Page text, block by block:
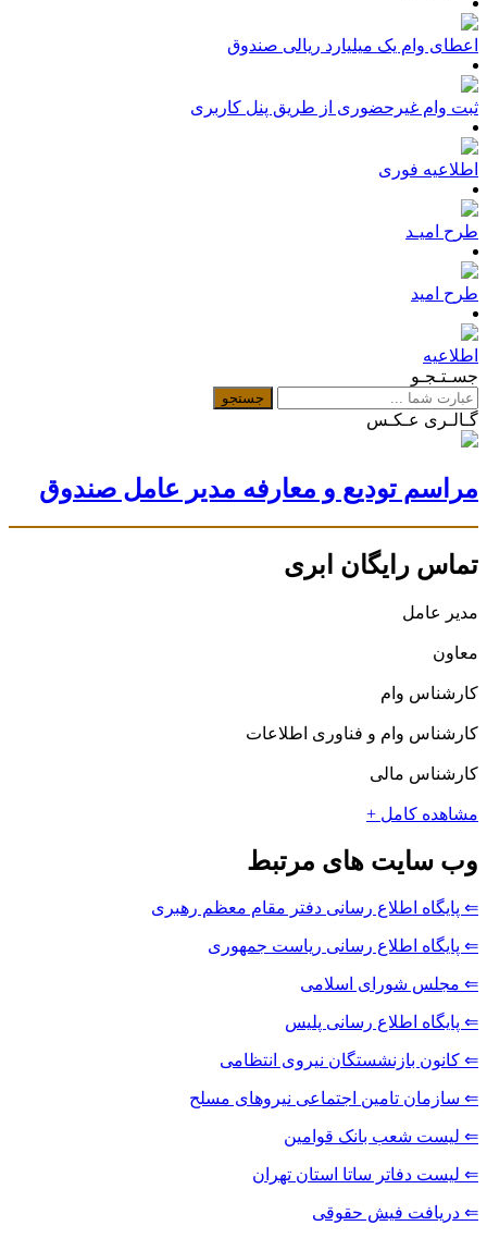
اعطای وام یک میلیارد ریالی صندوق
ثبت وام غیرحضوری از طریق پنل کاربری
اطلاعیه فوری
طرح امیـد
طرح امید
اطلاعیه
جسـتـجـو
گـالـری عـکـس
مراسم تودیع و معارفه مدیر عامل صندوق
تماس رایگان ابری
مدیر عامل
معاون
کارشناس وام
کارشناس وام و فناوری اطلاعات
کارشناس مالی
مشاهده کامل +
وب سایت های مرتبط
⇐ پایگاه اطلاع رسانی دفتر مقام معظم رهبری
⇐ پایگاه اطلاع رسانی ریاست جمهوری
⇐ مجلس شورای اسلامی
⇐ پایگاه اطلاع رسانی پلیس
⇐ کانون بازنشستگان نیروی انتظامی
⇐ سازمان تامین اجتماعی نیروهای مسلح
⇐ لیست شعب بانک قوامین
⇐ لیست دفاتر ساتا استان تهران
⇐ دریافت فیش حقوقی